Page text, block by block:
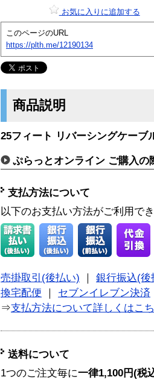
お気に入りに追加する
このページのURL
https://plth.me/12190134
商品説明
25フィート リバーシングケーブ
ぷらっとオンライン ご購入の
支払方法について
以下のお支払い方法がご利用で
売掛取引(後払い)
銀行振込(後
換宅配便
セブンイレブン決済
⇒支払方法について詳しくはこ
送料について
1つのご注文毎に一律1,100円(税